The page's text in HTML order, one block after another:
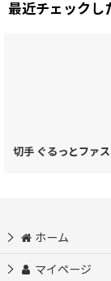
最近チェックし
ホーム
マイページ